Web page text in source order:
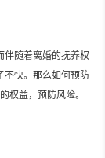
伴随着离婚的抚养权
不快。那么如何预防
权益，预防风险。